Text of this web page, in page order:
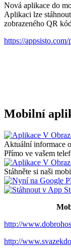
Nová aplikace do
Aplikaci lze
zobrazeného QR
https://
Mobilní
Aktuální informace
Přímo ve vašem
Stáhněte si naši
http://
http://